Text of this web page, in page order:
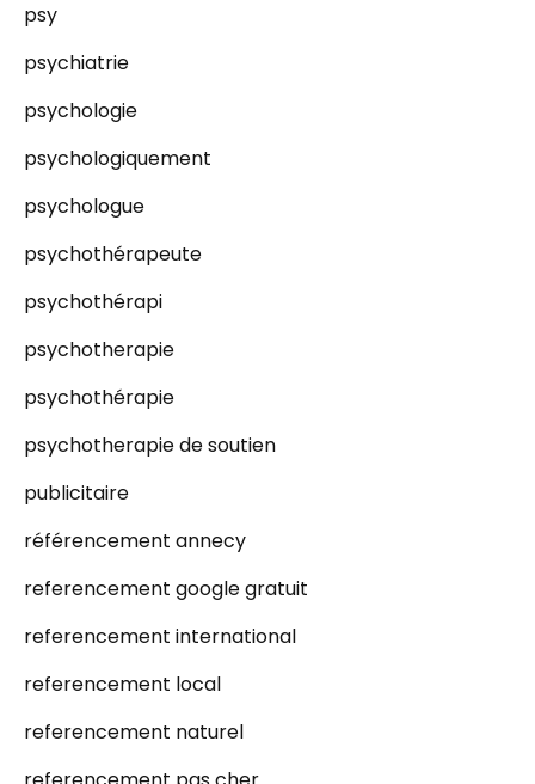
psy
psychiatrie
psychologie
psychologiquement
psychologue
psychothérapeute
psychothérapi
psychotherapie
psychothérapie
psychotherapie de soutien
publicitaire
référencement annecy
referencement google gratuit
referencement international
referencement local
referencement naturel